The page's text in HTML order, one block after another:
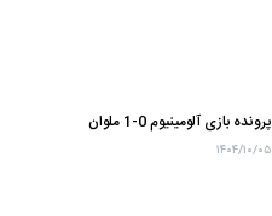
پرونده بازی آلومینیوم 0-1 ملوان
۱۴۰۴/۱۰/۰۵